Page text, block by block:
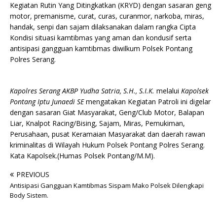
Kegiatan Rutin Yang Ditingkatkan (KRYD) dengan sasaran geng
motor, premanisme, curat, curas, curanmor, narkoba, miras,
handak, senpi dan sajam dilaksanakan dalam rangka Cipta
Kondisi situasi kamtibmas yang aman dan kondusif serta
antisipasi gangguan kamtibmas diwilkum Polsek Pontang
Polres Serang.
Kapolres Serang AKBP Yudha Satria, S.H., S.I.K. melalui Kapolsek
Pontang Iptu Junaedi SEmengatakan Kegiatan Patroli ini digelar
dengan sasaran Giat Masyarakat, Geng/Club Motor, Balapan
Liar, Knalpot Racing/Bising, Sajam, Miras, Pemukiman,
Perusahaan, pusat Keramaian Masyarakat dan daerah rawan
kriminalitas di Wilayah Hukum Polsek Pontang Polres Serang.
Kata Kapolsek.(Humas Polsek Pontang/M.M).
PREVIOUS
Antisipasi Gangguan Kamtibmas Sispam Mako Polsek Dilengkapi
Body Sistem.